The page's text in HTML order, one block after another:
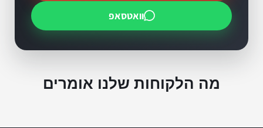
וואטסאפ
מה הלקוחות שלנו אומרים